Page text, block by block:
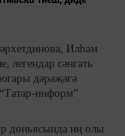
Илһам
легендар сәнгать
дәрәҗәгә
информ”
дөньясында иң олы